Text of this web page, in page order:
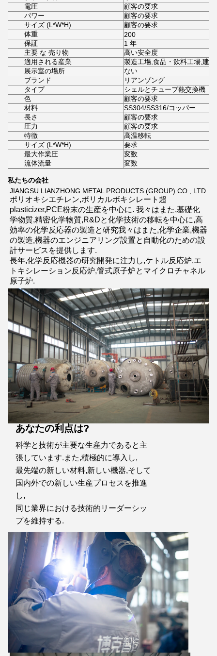
電圧
顧客の要求
パワー
顧客の要求
サイズ (L*W*H)
顧客の要求
体重
200
保証
1 年
主要 な 売り物
高い安全度
適用される産業
製造工場,食品・飲料工場,建
展示室の場所
ない
ブランド
リアンゾング
タイプ
シェルとチューブ熱交換機
色
顧客の要求
材料
SS304/SS316/コッパー
長さ
顧客の要求
圧力
顧客の要求
特徴
高温移転
サイズ (L*W*H)
要求
最大作業圧
変数
流体流量
変数
私たちの会社
JIANGSU LIANZHONG METAL PRODUCTS (GROUP) CO., LTD
ポリオキシエチレン,ポリカルボキシレート超
plasticizer,PCE粉末の生産を中心に. 我々はまた,基礎化
学物質,精密化学物質,R&Dと化学技術の移転を中心に,高
効率の化学反応器の製造と研究我々はまた,化学企業,機器
の製造,機器のエンジニアリング設置と自動化のための設
計サービスを提供します.
長年,化学反応機器の研究開発に注力し,ケトル反応炉,エ
トキシレーション反応炉,管式原子炉とマイクロチャネル
原子炉.
あなたの利点は?
科学と技術が主要な生産力であると主
張しています.また,積極的に導入し,
最先端の新しい材料,新しい機器,そして
国内外での新しい生産プロセスを推進
し,
同じ業界における技術的リーダーシッ
プを維持する.